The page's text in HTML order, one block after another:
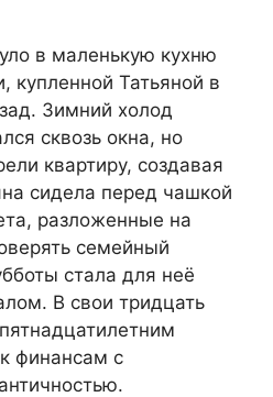
в маленькую кухню
купленной Татьяной в
Зимний холод
сквозь окна, но
квартиру, создавая
сидела перед чашкой
разложенные на
семейный
стала для неё
В свои тридцать
финансам с